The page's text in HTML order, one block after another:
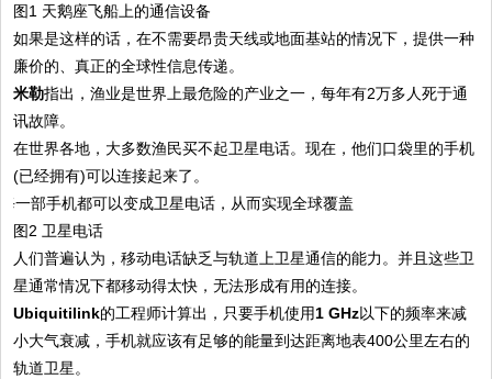
图1 天鹅座飞船上的通信设备
如果是这样的话，在不需要昂贵天线或地面基站的情况下，提供一种
廉价的、真正的全球性信息传递。
米勒指出，渔业是世界上最危险的产业之一，每年有2万多人死于通
讯故障。
在世界各地，大多数渔民买不起卫星电话。现在，他们口袋里的手机
(已经拥有)可以连接起来了。
图2 卫星电话
人们普遍认为，移动电话缺乏与轨道上卫星通信的能力。并且这些卫
星通常情况下都移动得太快，无法形成有用的连接。
Ubiquitilink的工程师计算出，只要手机使用1 GHz以下的频率来减
小大气衰减，手机就应该有足够的能量到达距离地表400公里左右的
轨道卫星。